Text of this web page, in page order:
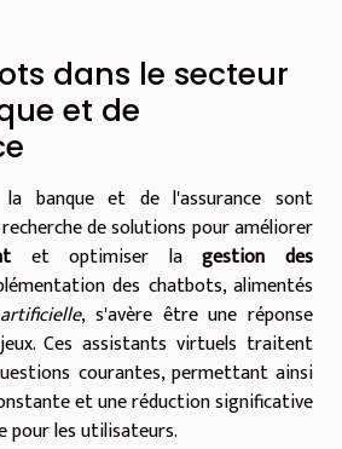
dans le secteur
et de
banque et de l'assurance sont
de solutions pour améliorer
et optimiser lagestion des
des chatbots, alimentés
, s'avère être une réponse
Ces assistants virtuels traitent
courantes, permettant ainsi
et une réduction significative
les utilisateurs.